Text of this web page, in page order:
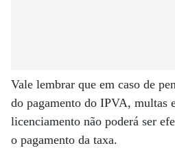
Vale lembrar que em caso de
do pagamento do IPVA, multas
licenciamento não poderá ser
o pagamento da taxa.